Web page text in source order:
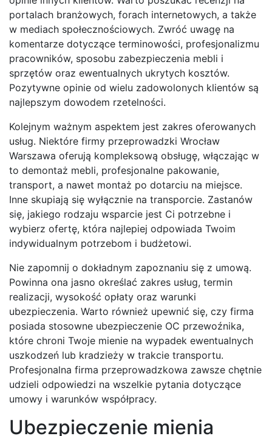
portalach branżowych, forach internetowych, a także
w mediach społecznościowych. Zwróć uwagę na
komentarze dotyczące terminowości, profesjonalizmu
pracowników, sposobu zabezpieczenia mebli i
sprzętów oraz ewentualnych ukrytych kosztów.
Pozytywne opinie od wielu zadowolonych klientów są
najlepszym dowodem rzetelności.
Kolejnym ważnym aspektem jest zakres oferowanych
usług. Niektóre firmy przeprowadzki Wrocław
Warszawa oferują kompleksową obsługę, włączając w
to demontaż mebli, profesjonalne pakowanie,
transport, a nawet montaż po dotarciu na miejsce.
Inne skupiają się wyłącznie na transporcie. Zastanów
się, jakiego rodzaju wsparcie jest Ci potrzebne i
wybierz ofertę, która najlepiej odpowiada Twoim
indywidualnym potrzebom i budżetowi.
Nie zapomnij o dokładnym zapoznaniu się z umową.
Powinna ona jasno określać zakres usług, termin
realizacji, wysokość opłaty oraz warunki
ubezpieczenia. Warto również upewnić się, czy firma
posiada stosowne ubezpieczenie OC przewoźnika,
które chroni Twoje mienie na wypadek ewentualnych
uszkodzeń lub kradzieży w trakcie transportu.
Profesjonalna firma przeprowadzkowa zawsze chętnie
udzieli odpowiedzi na wszelkie pytania dotyczące
umowy i warunków współpracy.
Ubezpieczenie mienia